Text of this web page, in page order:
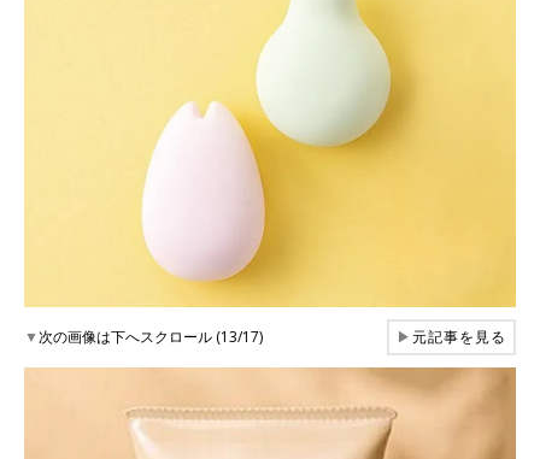
▼次の画像は下へスクロール (13/17) ▶元記事を見る